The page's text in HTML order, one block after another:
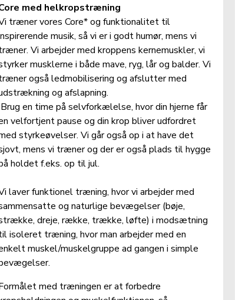
med helkropstræning
træner vores Core* og funktionalitet til
musik, så vi er i godt humør, mens vi
Vi arbejder med kroppens kernemuskler, vi
musklerne i både mave, ryg, lår og balder. Vi
også ledmobilisering og afslutter med
og afslapning.
Brug en time på selvforkælelse, hvor din hjerne får
velfortjent pause og din krop bliver udfordret
styrkeøvelser. Vi går også op i at have det
mens vi træner og der er også plads til hygge
holdet f.eks. op til jul.
laver funktionel træning, hvor vi arbejder med
og naturlige bevægelser (bøje,
dreje, række, trække, løfte) i modsætning
isoleret træning, hvor man arbejder med en
muskel/muskelgruppe ad gangen i simple
med træningen er at forbedre